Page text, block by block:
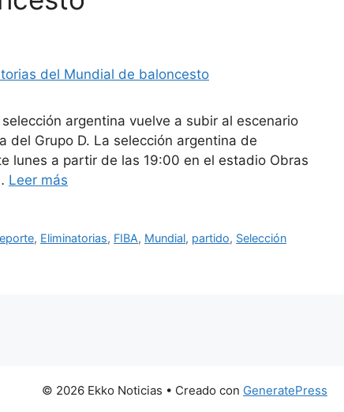
argentina vuelve a subir al escenario
del Grupo D. La selección argentina de
lunes a partir de las 19:00 en el estadio Obras
Leer más
, Eliminatorias, FIBA, Mundial, partido, Selección
© 2026 Ekko Noticias • Creado con GeneratePress